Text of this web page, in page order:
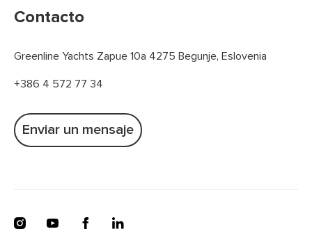
Contacto
Greenline Yachts Zapue 10a 4275 Begunje, Eslovenia
+386 4 572 77 34
Enviar un mensaje